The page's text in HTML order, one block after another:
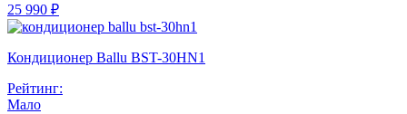
25 990 ₽
Кондиционер Ballu BST-30HN1
Рейтинг:
Мало